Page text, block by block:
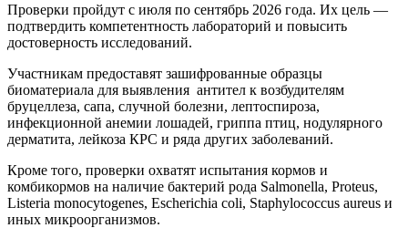
Проверки пройдут с июля по сентябрь 2026 года. Их цель —
подтвердить компетентность лабораторий и повысить
достоверность исследований.
Участникам предоставят зашифрованные образцы
биоматериала для выявления антител к возбудителям
бруцеллеза, сапа, случной болезни, лептоспироза,
инфекционной анемии лошадей, гриппа птиц, нодулярного
дерматита, лейкоза КРС и ряда других заболеваний.
Кроме того, проверки охватят испытания кормов и
комбикормов на наличие бактерий рода Salmonella, Proteus,
Listeria monocytogenes, Escherichia coli, Staphylococcus aureus и
иных микроорганизмов.